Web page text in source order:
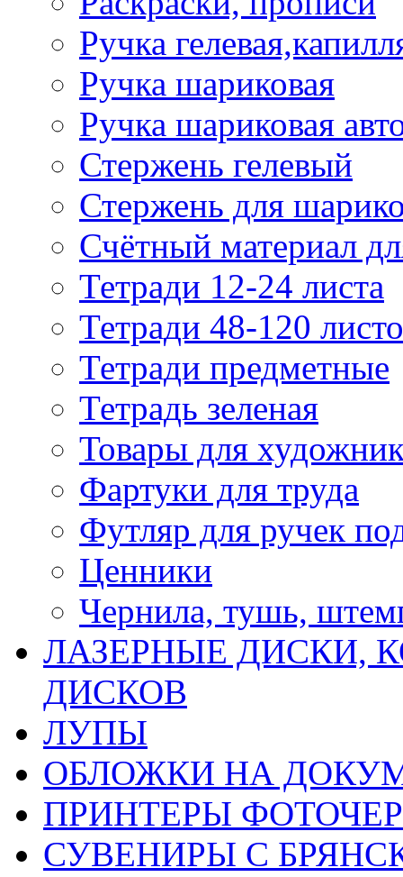
Ручка
Ручка шариковая
Ручка шариковая
Стержень гелевый
Стержень для
Счётный материал
Тетради 12-24 листа
Тетради 48-120
Тетради предметные
Тетрадь зеленая
Товары для
Фартуки для труда
Футляр для ручек
Ценники
Чернила, тушь,
ЛАЗЕРНЫЕ ДИСКИ,
ДИСКОВ
ЛУПЫ
ОБЛОЖКИ НА
ПРИНТЕРЫ
СУВЕНИРЫ С